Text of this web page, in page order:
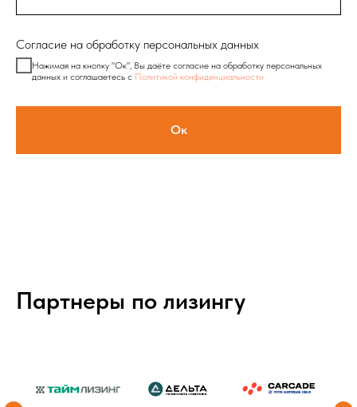
Согласие на обработку персональных данных
Нажимая на кнопку "Ок", Вы даёте согласие на обработку персональных
данных и соглашаетесь с Политикой конфиденциальности
Ок
Партнеры по лизингу